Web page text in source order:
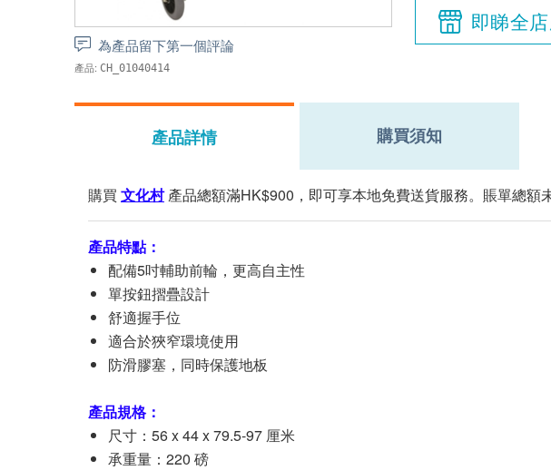
為產品留下第一個評論
產品: CH_01040414
即睇全
產品詳情 購買須知
購買 文化村產品總額滿HK$900，即可享本地免費送貨服務。賬單總額
產品特點：
配備5吋輔助前輪，更高自主性
單按鈕摺疊設計
舒適握手位
適合於狹窄環境使用
防滑膠塞，同時保護地板
產品規格：
尺寸：56 x 44 x 79.5-97 厘米
承重量：220 磅